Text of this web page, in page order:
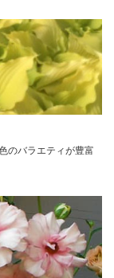
のバラエティが豊富